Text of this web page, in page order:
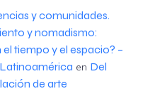
y comunidades.
y nomadismo:
tiempo y el espacio? –
en Del
de arte